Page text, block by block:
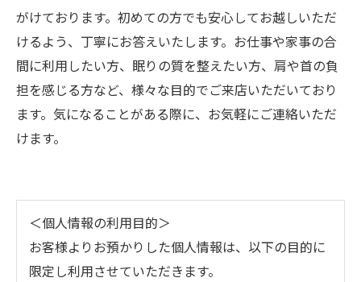
がけております。初めての方でも安心してお越しいただ
けるよう、丁寧にお答えいたします。お仕事や家事の合
間に利用したい方、眠りの質を整えたい方、肩や首の負
担を感じる方など、様々な目的でご来店いただいており
ます。気になることがある際に、お気軽にご連絡いただ
けます。
＜個人情報の利用目的＞
お客様よりお預かりした個人情報は、以下の目的に
限定し利用させていただきます。